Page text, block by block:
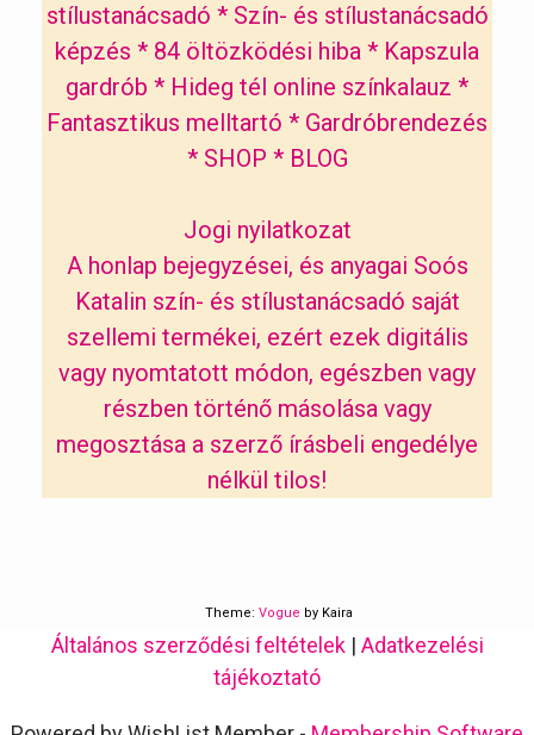
stílustanácsadó * Szín- és stílustanácsadó
képzés * 84 öltözködési hiba * Kapszula
gardrób * Hideg tél online színkalauz *
Fantasztikus melltartó * Gardróbrendezés
* SHOP * BLOG
Jogi nyilatkozat
A honlap bejegyzései, és anyagai Soós
Katalin szín- és stílustanácsadó saját
szellemi termékei, ezért ezek digitális
vagy nyomtatott módon, egészben vagy
részben történő másolása vagy
megosztása a szerző írásbeli engedélye
nélkül tilos!
Theme: Vogue by Kaira
Általános szerződési feltételek| Adatkezelési
tájékoztató